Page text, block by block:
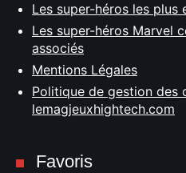
Les super-héros les plus
Les super-héros Marvel
associés
Mentions Légales
Politique de gestion des
lemagjeuxhightech.com
Favoris